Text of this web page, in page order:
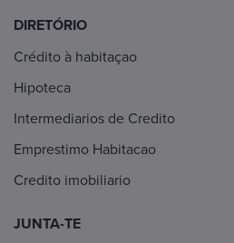
DIRETÓRIO
Crédito à habitaçao
Hipoteca
Intermediarios de Credito
Emprestimo Habitacao
Credito imobiliario
JUNTA-TE